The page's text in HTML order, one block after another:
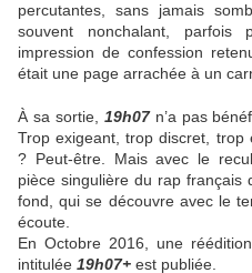
percutantes, sans jamais
souvent nonchalant, parfois
impression de confession
était une page arrachée à un
À sa sortie, 19h07n’a pas
Trop exigeant, trop discret, trop
? Peut-être. Mais avec le
pièce singulière du rap français
fond, qui se découvre avec le
écoute.
En Octobre 2016, une
intitulée 19h07+ est publiée.